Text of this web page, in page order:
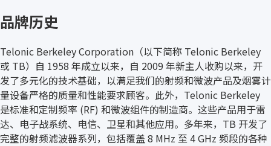
品牌历史
Telonic Berkeley Corporation（以下简称 Telonic Berkeley
或 TB）自 1958 年成立以来，自 2009 年新主人收购以来，开
发了多元化的技术基础，以满足我们的射频和微波产品及烟雾计
量设备严格的质量和性能要求顾客。此外，Telonic Berkeley
是标准和定制频率 (RF) 和微波组件的制造商。这些产品用于雷
达、电子战系统、电信、卫星和其他应用。多年来，TB 开发了
完整的射频滤波器系列，包括覆盖 8 MHz 至 4 GHz 频段的各种